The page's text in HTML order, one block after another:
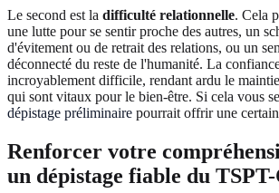
Le second est la difficulté relationnelle. Cela
une lutte pour se sentir proche des autres, un
d'évitement ou de retrait des relations, ou un
déconnecté du reste de l'humanité. La
incroyablement difficile, rendant ardu le
qui sont vitaux pour le bien-être. Si cela vous
dépistage préliminaire pourrait offrir une
Renforcer votre
un dépistage fiable du